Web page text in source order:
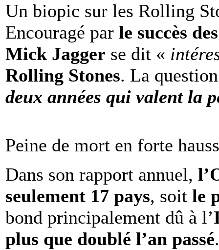
Un biopic sur les Rolling
Encouragé par le succès
Mick Jagger se dit «
Rolling Stones. La
deux années qui valent la
Peine de mort en forte
Dans son rapport annuel,
seulement 17 pays, soit le
bond principalement dû à l’
plus que doublé l’an passé.